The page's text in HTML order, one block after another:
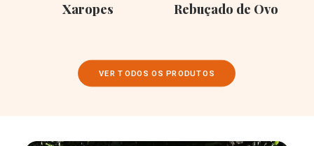
Xaropes Rebuçado de Ovo
VER TODOS OS PRODUTOS